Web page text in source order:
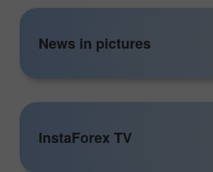
News in pictures
InstaForex TV